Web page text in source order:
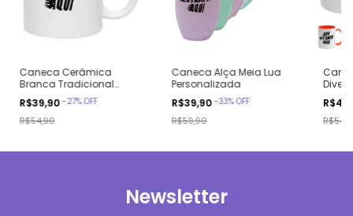
Caneca Cerâmica
Branca Tradicional
Personalizada
R$39,90 -27%OFF
R$54,90
Caneca Alça Meia Lua
Personalizada
R$39,90 -33%OFF
R$59,90
Newsletter